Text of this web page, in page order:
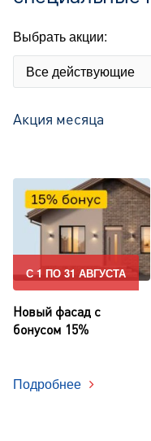
Выбрать акции:
Все действующие
Акция месяца
С 1 ПО 31 АВГУСТА
Новый фасад с
бонусом 15%
Подробнее